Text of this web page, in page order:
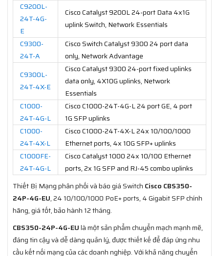
C9200L-
24T-4G-
E
Cisco Catalyst 9200L 24-port Data 4x1G
uplink Switch, Network Essentials
C9300-
24T-A
Cisco Switch Catalyst 9300 24 port data
only, Network Advantage
C9300L-
24T-4X-E
Cisco Catalyst 9300 24-port fixed uplinks
data only, 4X10G uplinks, Network
Essentials
C1000-
24T-4G-L
Cisco C1000-24T-4G-L 24 port GE, 4 port
1G SFP uplinks
C1000-
24T-4X-L
Cisco C1000-24T-4X-L 24x 10/100/1000
Ethernet ports, 4x 10G SFP+ uplinks
C1000FE-
24T-4G-L
Cisco Catalyst 1000 24x 10/100 Ethernet
ports, 2x 1G SFP and RJ-45 combo uplinks
Thiết Bị Mạng phân phối và báo giá Switch Cisco CBS350-
24P-4G-EU, 24 10/100/1000 PoE+ ports, 4 Gigabit SFP chính
hãng, giá tốt, bảo hành 12 tháng.
CBS350-24P-4G-EUlà một sản phẩm chuyển mạch mạnh mẽ,
đáng tin cậy và dễ dàng quản lý, được thiết kế để đáp ứng nhu
cầu kết nối mạng của các doanh nghiệp. Với khả năng chuyển